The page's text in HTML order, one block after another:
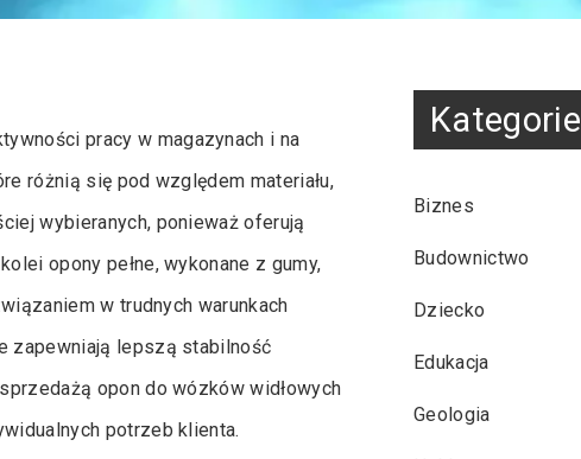
pracy w magazynach i na
różnią się pod względem materiału,
wybieranych, ponieważ oferują
opony pełne, wykonane z gumy,
w trudnych warunkach
zapewniają lepszą stabilność
opon do wózków widłowych
potrzeb klienta.
Kategorie
Biznes
Budownictwo
Dziecko
Edukacja
Geologia